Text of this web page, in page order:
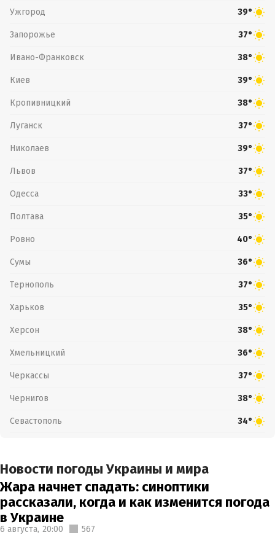
Ужгород 39°
Запорожье 37°
Ивано-Франковск 38°
Киев 39°
Кропивницкий 38°
Луганск 37°
Николаев 39°
Львов 37°
Одесса 33°
Полтава 35°
Ровно 40°
Сумы 36°
Тернополь 37°
Харьков 35°
Херсон 38°
Хмельницкий 36°
Черкассы 37°
Чернигов 38°
Севастополь 34°
Новости погоды Украины и мира
Жара начнет спадать: синоптики
рассказали, когда и как изменится погода
в Украине
6 августа, 20:00 567